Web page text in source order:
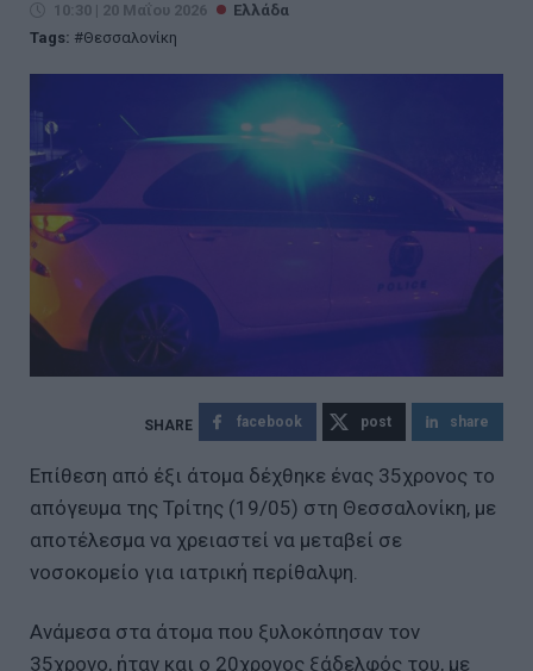
10:30 | 20 Μαΐου 2026
Ελλάδα
Tags:
Θεσσαλονίκη
facebook post share
Επίθεση από έξι άτομα δέχθηκε ένας 35χρονος το
απόγευμα της Τρίτης (19/05) στη Θεσσαλονίκη, με
αποτέλεσμα να χρειαστεί να μεταβεί σε
νοσοκομείο για ιατρική περίθαλψη.
Ανάμεσα στα άτομα που ξυλοκόπησαν τον
35χρονο, ήταν και ο 20χρονος ξάδελφός του, με